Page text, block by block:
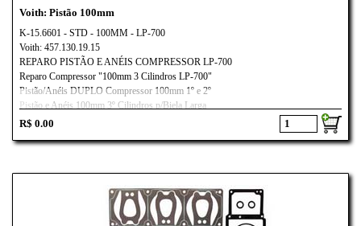
Voith: Pistão 100mm
K-15.6601 - STD - 100MM - LP-700
Voith: 457.130.19.15
REPARO PISTÃO E ANÉIS COMPRESSOR LP-700
Reparo Compressor "100mm 3 Cilindros LP-700"
Pistão/Anéis DUPLO Compressor 100mm 1º e 2º
Pistão e Anéis 100mm 3º Cilindros p/Biela Larga
Aplicação:
Voith LP-700
R$ 0.00